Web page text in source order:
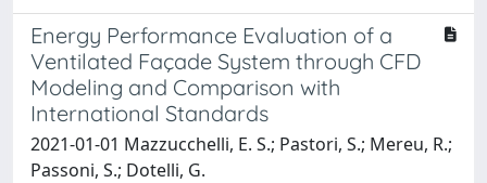
Energy Performance Evaluation of a
Ventilated Façade System through CFD
Modeling and Comparison with
International Standards
2021-01-01 Mazzucchelli, E. S.; Pastori, S.; Mereu, R.;
Passoni, S.; Dotelli, G.